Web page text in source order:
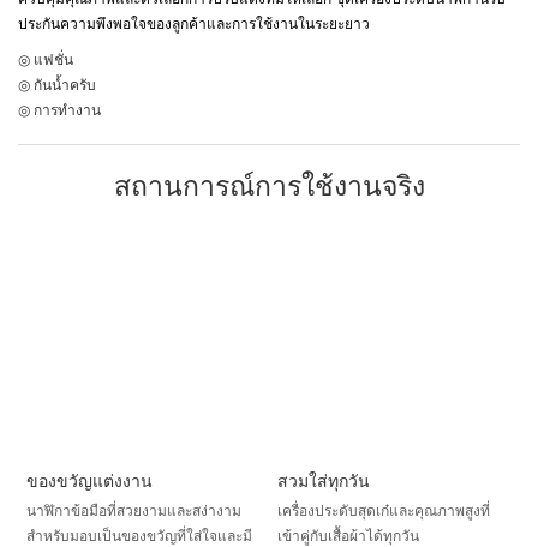
ประกันความพึงพอใจของลูกค้าและการใช้งานในระยะยาว
◎ แฟชั่น
◎ กันน้ำครับ
◎ การทำงาน
สถานการณ์การใช้งานจริง
ของขวัญแต่งงาน
นาฬิกาข้อมือที่สวยงามและสง่างาม
สำหรับมอบเป็นของขวัญที่ใส่ใจและมี
สวมใส่ทุกวัน
เครื่องประดับสุดเก๋และคุณภาพสูงที่
เข้าคู่กับเสื้อผ้าได้ทุกวัน